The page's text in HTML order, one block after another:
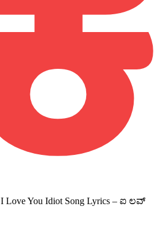
I Love You Idiot Song Lyrics – ಐ ಲವ್